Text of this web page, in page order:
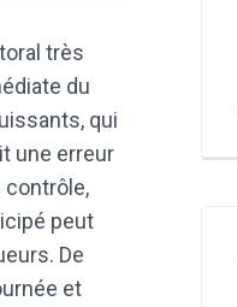
très
du
qui
une erreur
contrôle,
peut
De
et